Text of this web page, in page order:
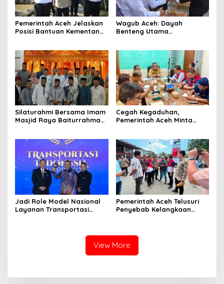
Pemerintah Aceh Jelaskan
Posisi Bantuan Kementan
‎Wagub Aceh: Dayah
Benteng Utama
‎Silaturahmi Bersama Imam
Masjid Raya Baiturrahman,
Cegah Kegaduhan,
Pemerintah Aceh Minta
Jadi Role Model Nasional
Layanan Transportasi
Pemerintah Aceh Telusuri
Penyebab Kelangkaan
View More